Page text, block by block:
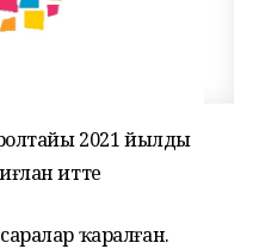
2021 йылды
итте
ҡаралған.